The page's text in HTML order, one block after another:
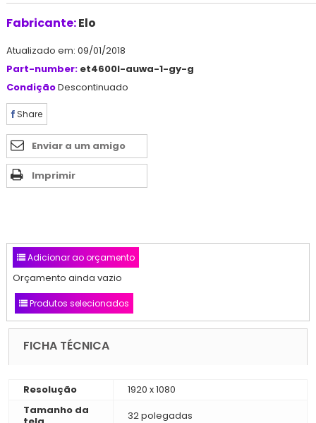
Fabricante:Elo
Atualizado em: 09/01/2018
Part-number: et4600l-auwa-1-gy-g
CondiçãoDescontinuado
Share
Enviar a um amigo
Imprimir
Adicionar ao orçamento
Orçamento ainda vazio
Produtos selecionados
FICHA TÉCNICA
Resolução
1920 x 1080
Tamanho da
32 polegadas